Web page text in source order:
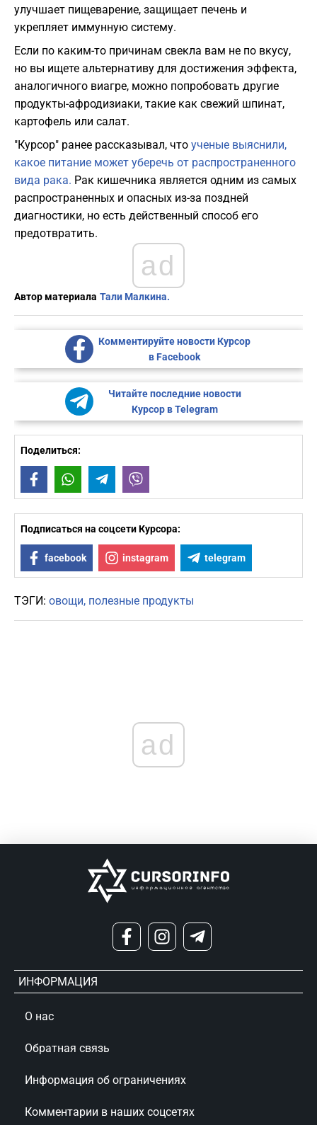
улучшает пищеварение, защищает печень и
укрепляет иммунную систему.
Если по каким-то причинам свекла вам не по вкусу,
но вы ищете альтернативу для достижения эффекта,
аналогичного виагре, можно попробовать другие
продукты-афродизиаки, такие как свежий шпинат,
картофель или салат.
"Курсор" ранее рассказывал, что ученые выяснили,
какое питание может уберечь от распространенного
вида рака. Рак кишечника является одним из самых
распространенных и опасных из-за поздней
диагностики, но есть действенный способ его
предотвратить.
ad
Автор материала Тали Малкина.
Комментируйте новости Курсор
в Facebook
Читайте последние новости
Курсор в Telegram
Поделиться:
FacebookWhatsAppTelegram
Подписаться на соцсети Курсора:
facebook instagram telegram
ТЭГИ: овощи полезные продукты
ad
ИНФОРМАЦИЯ
О нас
Обратная связь
Информация об ограничениях
Комментарии в наших соцсетях